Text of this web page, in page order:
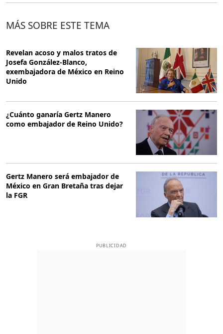
MÁS SOBRE ESTE TEMA
Revelan acoso y malos tratos de
Josefa González-Blanco,
exembajadora de México en Reino
Unido
¿Cuánto ganaría Gertz Manero
como embajador de Reino Unido?
Gertz Manero será embajador de
México en Gran Bretaña tras dejar
la FGR
PUBLICIDAD